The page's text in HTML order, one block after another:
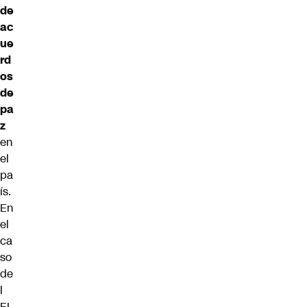
de
ac
ue
rd
os
de
pa
z
en
el
pa
ís.
En
el
ca
so
de
l